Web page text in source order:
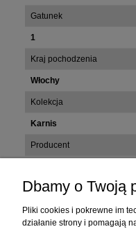
Gatunek
1
Kraj pochodzenia
Włochy
Kolekcja
Karnis
Producent
Dbamy o Twoją
Pliki cookies i pokrewne im
działanie strony i pomagają